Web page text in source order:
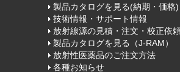
製品カタログを見る(納期・価格)
技術情報・サポート情報
放射線源の見積・注文・校正依
製品カタログを見る（J-RAM）
放射性医薬品のご注文方法
各種お知らせ